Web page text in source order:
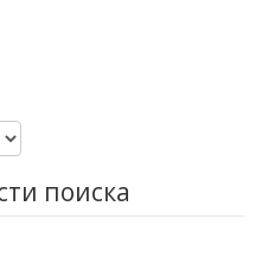
поиска